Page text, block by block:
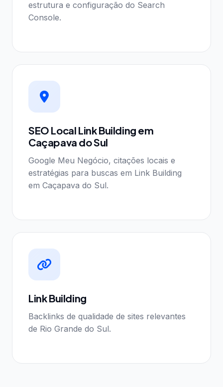
estrutura e configuração do Search
Console.
SEO Local Link Building em
Caçapava do Sul
Google Meu Negócio, citações locais e
estratégias para buscas em Link Building
em Caçapava do Sul.
Link Building
Backlinks de qualidade de sites relevantes
de Rio Grande do Sul.